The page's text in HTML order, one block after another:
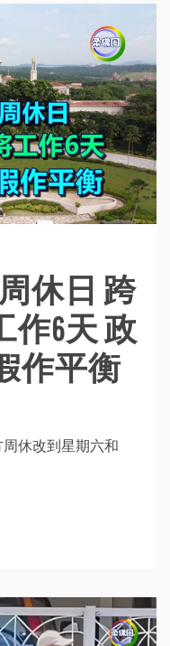
休日 跨
作6天 政
作平衡
周休改到星期六和